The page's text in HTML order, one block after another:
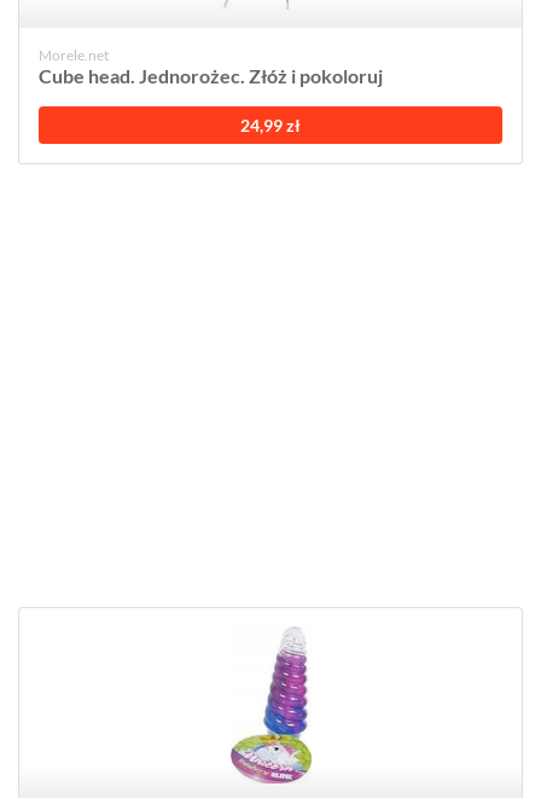
Morele.net
Cube head. Jednorożec. Złóż i pokoloruj
24,99 zł